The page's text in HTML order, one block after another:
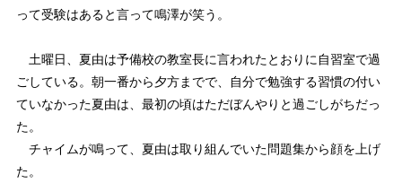
って受験はあると言って鳴澤が笑う。
土曜日、夏由は予備校の教室長に言われたとおりに自習室で過
ごしている。朝一番から夕方までで、自分で勉強する習慣の付い
ていなかった夏由は、最初の頃はただぼんやりと過ごしがちだっ
た。
チャイムが鳴って、夏由は取り組んでいた問題集から顔を上げ
た。